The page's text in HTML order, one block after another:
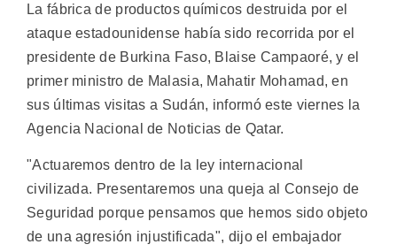
La fábrica de productos químicos destruida por el
ataque estadounidense había sido recorrida por el
presidente de Burkina Faso, Blaise Campaoré, y el
primer ministro de Malasia, Mahatir Mohamad, en
sus últimas visitas a Sudán, informó este viernes la
Agencia Nacional de Noticias de Qatar.
"Actuaremos dentro de la ley internacional
civilizada. Presentaremos una queja al Consejo de
Seguridad porque pensamos que hemos sido objeto
de una agresión injustificada", dijo el embajador